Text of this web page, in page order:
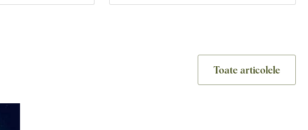
Toate articolele